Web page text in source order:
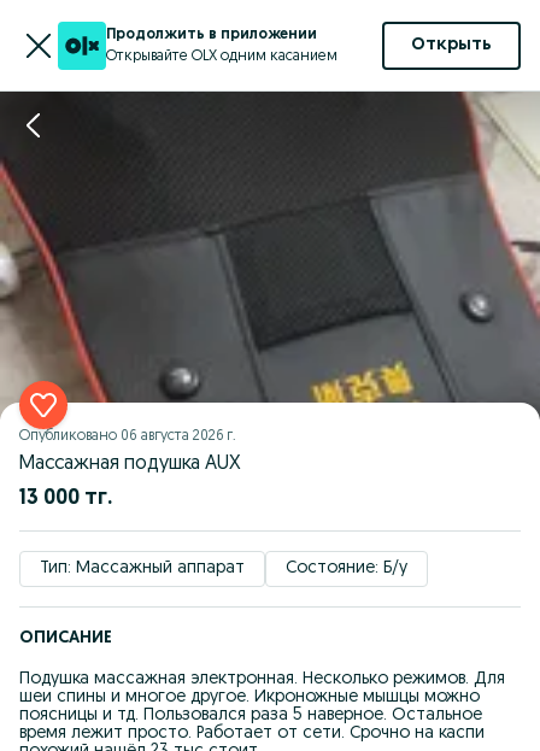
Продолжить в приложении
Открывайте OLX одним касанием
Открыть
Опубликовано 06 августа 2026 г.
Массажная подушка AUX
13 000 тг.
Тип: Массажный аппарат Состояние: Б/у
ОПИСАНИЕ
Подушка массажная электронная. Несколько режимов. Для
шеи спины и многое другое. Икроножные мышцы можно
поясницы и тд. Пользовался раза 5 наверное. Остальное
время лежит просто. Работает от сети. Срочно на каспи